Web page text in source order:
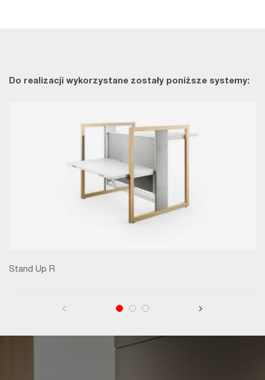
Do realizacji wykorzystane zostały poniższe systemy:
Stand Up R